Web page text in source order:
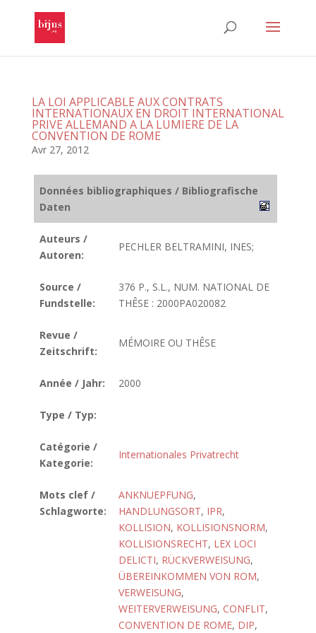
LA LOI APPLICABLE AUX CONTRATS
INTERNATIONAUX EN DROIT INTERNATIONAL
PRIVE ALLEMAND A LA LUMIERE DE LA
CONVENTION DE ROME
Avr 27, 2012
Données bibliographiques / Bibliografische
Daten
Auteurs /
Autoren:
PECHLER BELTRAMINI, INES;
Source /
Fundstelle:
376 P., S.L., NUM. NATIONAL DE
THÊSE : 2000PA020082
Revue /
Zeitschrift:
MÉMOIRE OU THÊSE
Année / Jahr: 2000
Type / Typ:
Catégorie /
Kategorie:
Internationales Privatrecht
Mots clef /
Schlagworte:
ANKNUEPFUNG,
HANDLUNGSORT, IPR,
KOLLISION, KOLLISIONSNORM,
KOLLISIONSRECHT, LEX LOCI
DELICTI, RÜCKVERWEISUNG,
ÜBEREINKOMMEN VON ROM,
VERWEISUNG,
WEITERVERWEISUNG, CONFLIT,
CONVENTION DE ROME, DIP,